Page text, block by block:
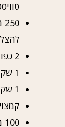
2 כפות של נס קפה.
1 שקית של אבקת סודה לשתייה.
1 שקית של אבקת קקאו (רצוי איכותי).